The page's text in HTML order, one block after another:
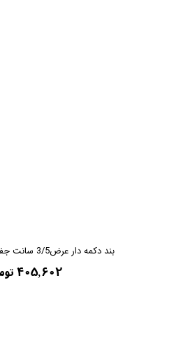
بند دکمه دار عرض3/5 سانت جفتی (رنگبندی دارد)
۴۰۵,۶۰۲ تومان